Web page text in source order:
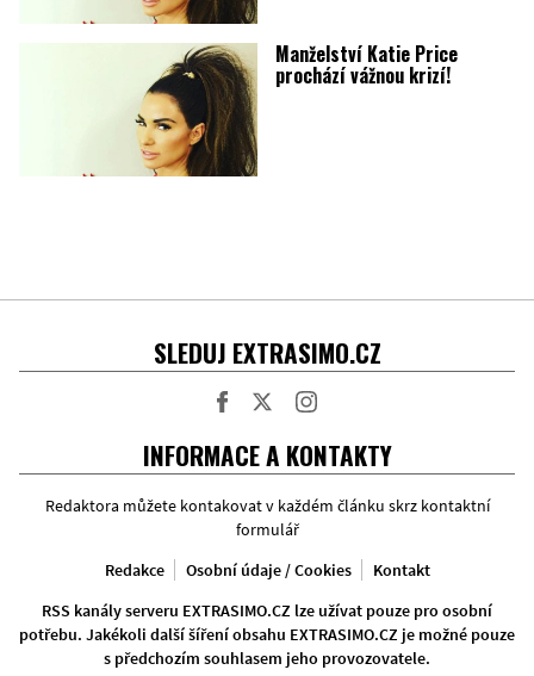
Manželství Katie Price
prochází vážnou krizí!
SLEDUJ EXTRASIMO.CZ
INFORMACE A KONTAKTY
Redaktora můžete kontakovat v každém článku skrz kontaktní
formulář
Redakce
Osobní údaje / Cookies
Kontakt
RSS kanály serveru EXTRASIMO.CZ lze užívat pouze pro osobní
potřebu. Jakékoli další šíření obsahu EXTRASIMO.CZ je možné pouze
s předchozím souhlasem jeho provozovatele.